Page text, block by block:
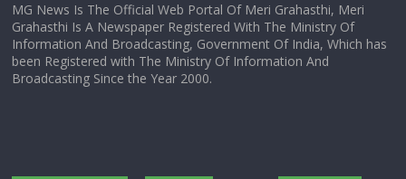
MG News Is The Official Web Portal Of Meri Grahasthi, Meri
Grahasthi Is A Newspaper Registered With The Ministry Of
Information And Broadcasting, Government Of India, Which has
been Registered with The Ministry Of Information And
Broadcasting Since the Year 2000.